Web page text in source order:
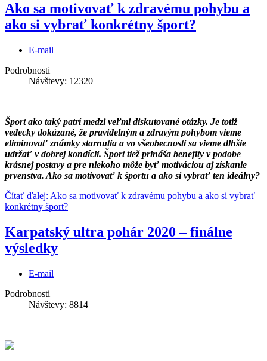
Ako sa motivovať k zdravému pohybu a
ako si vybrať konkrétny šport?
E-mail
Podrobnosti
Návštevy: 12320
Šport ako taký patrí medzi veľmi diskutované otázky. Je totiž
vedecky dokázané, že pravidelným a zdravým pohybom vieme
eliminovať známky starnutia a vo všeobecnosti sa vieme dlhšie
udržať v dobrej kondícii. Šport tiež prináša benefity v podobe
krásnej postavy a pre niekoho môže byť motiváciou aj získanie
prvenstva. Ako sa motivovať k športu a ako si vybrať ten ideálny?
Čítať ďalej: Ako sa motivovať k zdravému pohybu a ako si vybrať
konkrétny šport?
Karpatský ultra pohár 2020 – finálne
výsledky
E-mail
Podrobnosti
Návštevy: 8814